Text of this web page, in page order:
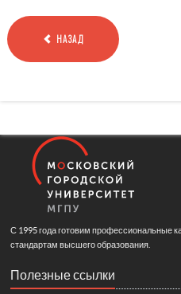
НАЗАД
С 1995 года готовим профессиональные
стандартам высшего образования.
Полезные ссылки